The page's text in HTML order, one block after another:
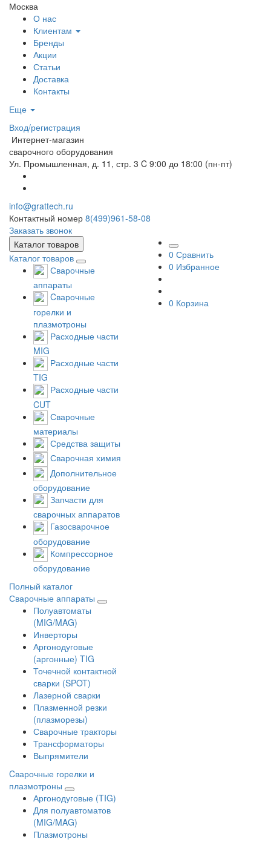
Москва
О нас
Клиентам
Бренды
Акции
Статьи
Доставка
Контакты
Еще
Вход/регистрация
Интернет-магазин
сварочного оборудования
Ул. Промышленная, д. 11, стр. 3 C 9:00 до 18:00 (пн-пт)
info@grattech.ru
Контактный номер 8(499)961-58-08
Заказать звонок
Каталог товаров
Каталог товаров
Сварочные
аппараты
Cварочные
горелки и
плазмотроны
Расходные части
MIG
Расходные части
TIG
Расходные части
CUT
Сварочные
материалы
Средства защиты
Сварочная химия
Дополнительное
оборудование
Запчасти для
сварочных аппаратов
Газосварочное
оборудование
Компрессорное
оборудование
Полный каталог
Сварочные аппараты
Полуавтоматы
(MIG/MAG)
Инверторы
Аргонодуговые
(аргонные) TIG
Точечной контактной
сварки (SPOT)
Лазерной сварки
Плазменной резки
(плазморезы)
Сварочные тракторы
Трансформаторы
Выпрямители
Cварочные горелки и
плазмотроны
Аргонодуговые (TIG)
Для полуавтоматов
(MIG/MAG)
Плазмотроны
0 Сравнить
0 Избранное
0 Корзина